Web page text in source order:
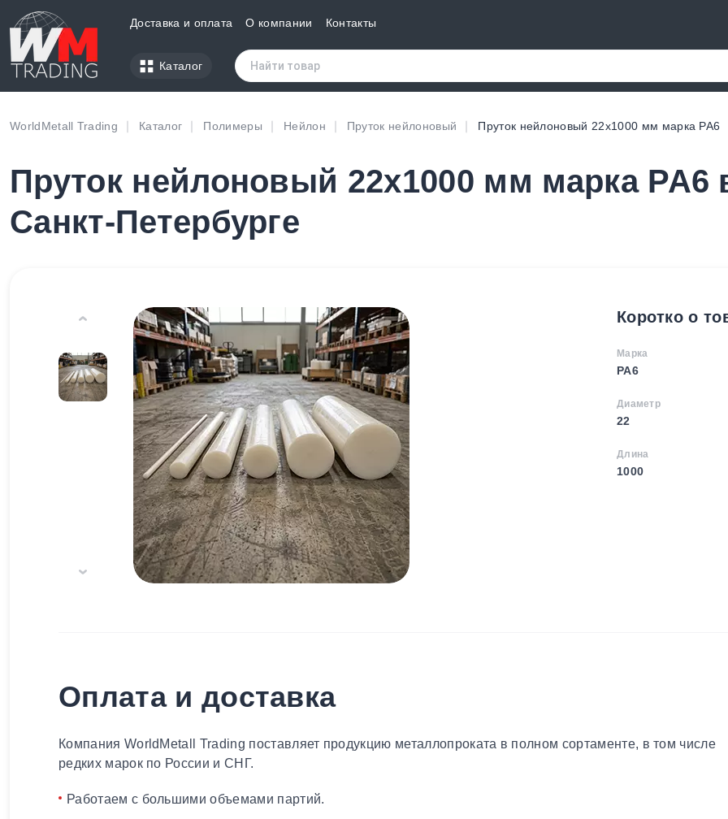
Доставка и оплата О компании Контакты
Каталог
WorldMetall Trading Каталог Полимеры Нейлон Пруток нейлоновый Пруток нейлоновый 22х1000 мм марка PA6
Пруток нейлоновый 22х1000 мм марка PA6
Санкт-Петербурге
Коротко о
Марка
PA6
Диаметр
22
Длина
1000
Оплата и доставка
Компания WorldMetall Trading поставляет продукцию металлопроката в полном сортаменте, в том числе
редких марок по России и СНГ.
Работаем с большими объемами партий.